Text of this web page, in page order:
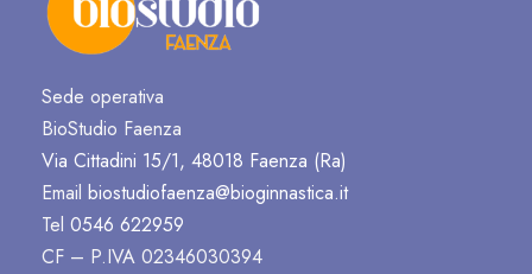
Sede operativa
BioStudio Faenza
Via Cittadini 15/1, 48018 Faenza (Ra)
Email biostudiofaenza@bioginnastica.it
Tel 0546 622959
CF – P.IVA 02346030394